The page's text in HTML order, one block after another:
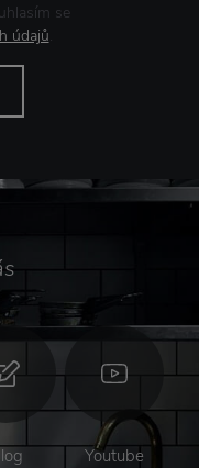
se
údajů.
Youtube